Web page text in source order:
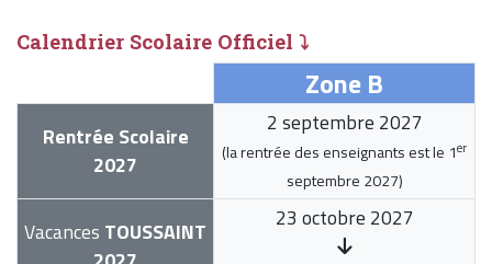
Calendrier Scolaire Officiel ⤵
Zone B
Rentrée Scolaire
2027
2 septembre 2027
(la rentrée des enseignants est le 1er
septembre 2027)
Vacances TOUSSAINT
23 octobre 2027